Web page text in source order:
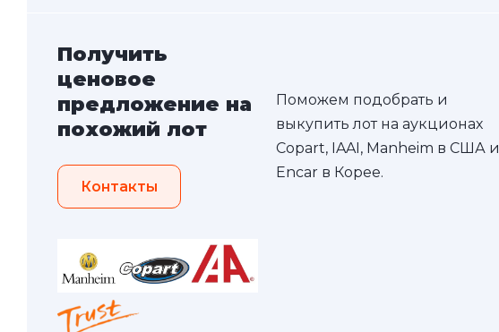
Получить
ценовое
предложение на
похожий лот
Контакты
Поможем подобрать и
выкупить лот на аукционах
Copart, IAAI, Manheim в США и
Encar в Корее.